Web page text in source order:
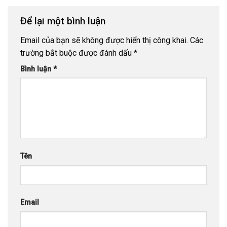
Để lại một bình luận
Email của bạn sẽ không được hiển thị công khai. Các
trường bắt buộc được đánh dấu *
Bình luận *
Tên
Email